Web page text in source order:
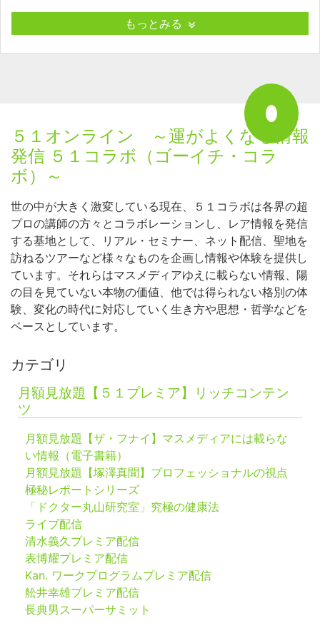
もっとみる
５１オンライン ～運がよくなる情報
発信 ５１コラボ（ゴーイチ・コラ
ボ）～
世の中が大きく激変している現在、５１コラボは各界の超
プロの講師の方々とコラボレーションし、レア情報を発信
する基地として、リアル・セミナー、ネット配信、聖地を
訪ねるツアーなど様々なものを企画し情報や体験を提供し
ています。それらはマスメディアゆえに載らない情報、陽
の目を見ていない本物の価値、他では得られない格別の体
験、変化の時代に対応していく生き方や思想・哲学などを
ベースとしています。
カテゴリ
月額見放題【５１プレミア】リッチコンテン
ツ
月額見放題【ザ・フナイ】マスメディアには載らな
い情報（電子書籍）
月額見放題【塚澤真聞】プロフェッショナルの視点
極秘レポートシリーズ
「ドクター丸山研究室」究極の健康法
ライブ配信
清水義久プレミア配信
表博耀プレミア配信
Kan. ワークプログラムプレミア配信
舩井幸雄プレミア配信
長典男スーパーサミット